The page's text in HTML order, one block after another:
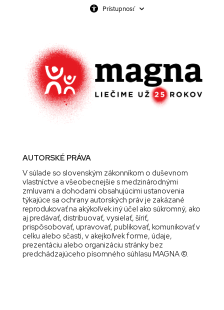
Prístupnosť
AUTORSKÉ PRÁVA
V súlade so slovenským zákonníkom o duševnom
vlastníctve a všeobecnejšie s medzinárodnými
zmluvami a dohodami obsahujúcimi ustanovenia
týkajúce sa ochrany autorských práv je zakázané
reprodukovať na akýkoľvek iný účel ako súkromný, ako
aj predávať, distribuovať, vysielať, šíriť,
prispôsobovať, upravovať, publikovať, komunikovať v
celku alebo sčasti, v akejkoľvek forme, údaje,
prezentáciu alebo organizáciu stránky bez
predchádzajúceho písomného súhlasu MAGNA ©.